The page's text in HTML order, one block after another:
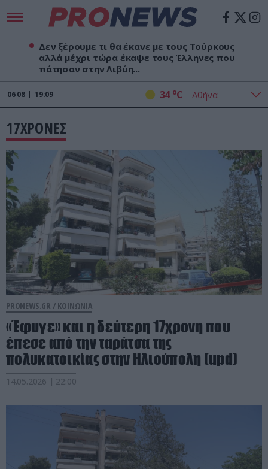
Δεν ξέρουμε τι θα έκανε με τους Τούρκους
αλλά μέχρι τώρα έκαψε τους Έλληνες που
πάτησαν στην Λιβύη...
06 08 19:09 34 oC
17ΧΡΟΝΕΣ
PRONEWS.GR / ΚΟΙΝΩΝΙΑ
«Έφυγε» και η δεύτερη 17χρονη που
έπεσε από την ταράτσα της
πολυκατοικίας στην Ηλιούπολη (upd)
14.05.2026 | 22:00